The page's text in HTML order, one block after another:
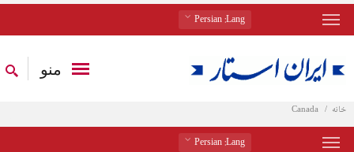
Lang
: Persian
منو
خانه Canada
Lang
: Persian